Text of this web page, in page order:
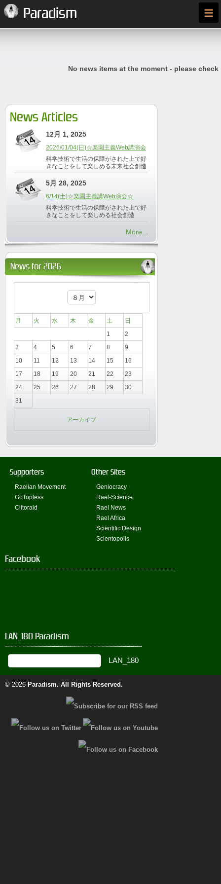
Paradism ≡
No news items at the moment - please
News Articles
12月 1, 2025
2026/01/04(日)☆楽園主義Web講演会
科学技術で生活の保障がされた上で好
きなことをして楽しめる未来社会創造
5月 28, 2025
6/14(土)☆楽園主義講Web演会☆
科学技術で生活の保障がされた上で好
きなことをして楽しめる社会創造
More...
News for 2026
月 火 水 木 金 土
日
1
2
3
4 5 6 7 8
9
10
11 12 13 14 15
16
17
18 19 20 21 22
23
24
25 26 27 28 29
30
31
アーカイブ
Supporters
Raelian Movement
GoTopless
Clitoraid
Other Sites
Geniocracy
Rael-Science
Rael News
Rael Africa
Scientific Design
Scientopolis
Facebook
LAN_180 Paradism
© 2026 Paradism. All Rights Reserved.